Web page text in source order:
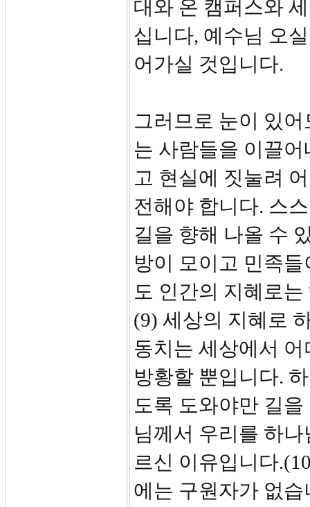
대와 온 캠퍼스와
십니다, 예수님 오
어가실 것입니다.
그러므로 눈이 있
는 사람들을 이끌
고 현실에 짓눌려
전해야 합니다. 스
길을 향해 나올 수
방이 모이고 민족
도 인간의 지혜로
(9) 세상의 지혜로
동치는 세상에서
방황할 뿐입니다.
도록 도와야만 길
님께서 우리를 하
르신 이유입니다
에는 구원자가 없